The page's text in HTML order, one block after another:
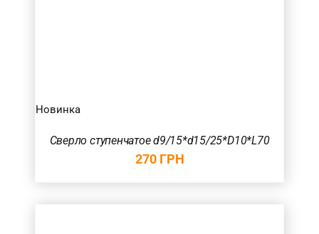
Новинка
Сверло ступенчатое d9/15*d15/25*D10*L70
270 ГРН